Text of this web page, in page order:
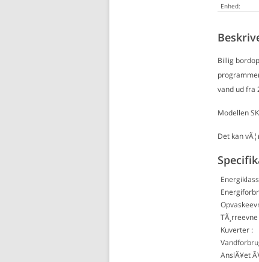
Enhed:
Billig
vand ud fra
Modellen
Det kan
Kuverter :
AnslÃ¥et